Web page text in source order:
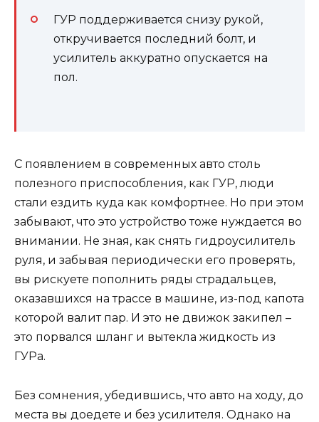
ГУР поддерживается снизу рукой,
откручивается последний болт, и
усилитель аккуратно опускается на
пол.
С появлением в современных авто столь
полезного приспособления, как ГУР, люди
стали ездить куда как комфортнее. Но при этом
забывают, что это устройство тоже нуждается во
внимании. Не зная, как снять гидроусилитель
руля, и забывая периодически его проверять,
вы рискуете пополнить ряды страдальцев,
оказавшихся на трассе в машине, из-под капота
которой валит пар. И это не движок закипел –
это порвался шланг и вытекла жидкость из
ГУРа.
Без сомнения, убедившись, что авто на ходу, до
места вы доедете и без усилителя. Однако на